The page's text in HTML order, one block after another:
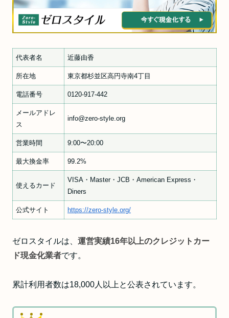
代表者名 近藤由香
所在地 東京都杉並区高円寺南4丁目
電話番号 0120-917-442
メールアドレ
ス
info@zero-style.org
営業時間 9:00〜20:00
最大換金率 99.2%
使えるカード
VISA・Master・JCB・American Express・
Diners
公式サイト https://zero-style.org/
ゼロスタイルは、 運営実績16年以上のクレジットカー
ド現金化業者です。
累計利用者数は18,000人以上と公表されています。